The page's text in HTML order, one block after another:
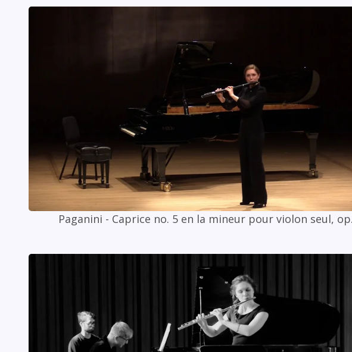
Paganini - Caprice no. 5 en la mineur pour violon seul,